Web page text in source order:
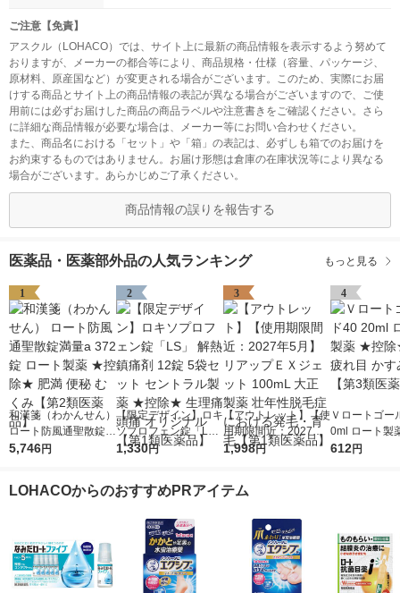
ご注意【免責】
アスクル（LOHACO）では、サイト上に最新の商品情報を表示するよう努めて
おりますが、メーカーの都合等により、商品規格・仕様（容量、パッケージ、
原材料、原産国など）が変更される場合がございます。このため、実際にお届
けする商品とサイト上の商品情報の表記が異なる場合がございますので、ご使
用前には必ずお届けした商品の商品ラベルや注意書きをご確認ください。さら
に詳細な商品情報が必要な場合は、メーカー等にお問い合わせください。
また、商品名における「セット」や「箱」の表記は、必ずしも箱でのお届けを
お約束するものではありません。お届け形態は倉庫の在庫状況等により異なる
場合がございます。あらかじめご了承ください。
商品情報の誤りを報告する
医薬品・医薬部外品の人気ランキング もっと見る
1
和漢箋（わかんせん）
ロート防風通聖散錠満
量a 372錠 ロート製薬
5,746円
2
【限定デザイン】ロキ
ソプロフェン錠「L
S」 解熱鎮痛剤 12錠
頭痛 オリジナル【第1
1,330円
3
【アウトレット】【使
用期限間近：2027年5
月】リアップＥＸジェ
発毛・育毛【第1類医
1,998円
4
Ｖロートゴー
0ml ロート製
除★ 目薬 疲
612円
LOHACOからのおすすめPRアイテム